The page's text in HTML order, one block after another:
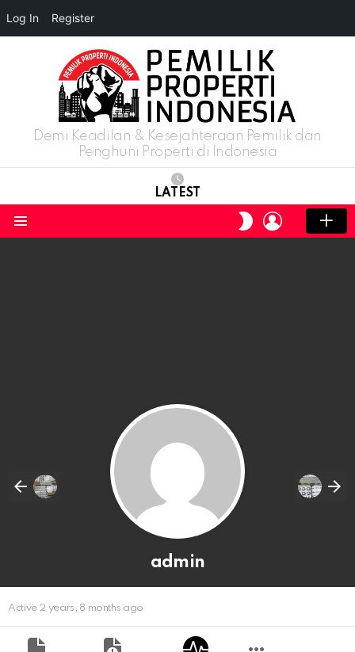
Demi Keadilan & Kesejahteraan Pemilik dan
Penghuni Properti di Indonesia
LATEST
SWITCH
SKIN
LOGIN
admin
Active 2 years, 8 months ago
Log In Register